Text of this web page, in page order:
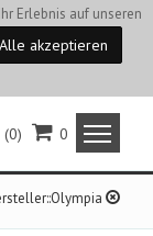
Erlebnis auf unseren
Alle akzeptieren
0
(0)